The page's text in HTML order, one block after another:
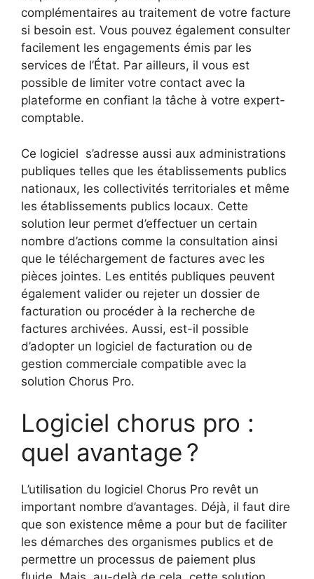
complémentaires au traitement de votre facture
si besoin est. Vous pouvez également consulter
facilement les engagements émis par les
services de l’État. Par ailleurs, il vous est
possible de limiter votre contact avec la
plateforme en confiant la tâche à votre expert-
comptable.
Ce logiciel s’adresse aussi aux administrations
publiques telles que les établissements publics
nationaux, les collectivités territoriales et même
les établissements publics locaux. Cette
solution leur permet d’effectuer un certain
nombre d’actions comme la consultation ainsi
que le téléchargement de factures avec les
pièces jointes. Les entités publiques peuvent
également valider ou rejeter un dossier de
facturation ou procéder à la recherche de
factures archivées. Aussi, est-il possible
d’adopter un logiciel de facturation ou de
gestion commerciale compatible avec la
solution Chorus Pro.
Logiciel chorus pro :
quel avantage ?
L’utilisation du logiciel Chorus Pro revêt un
important nombre d’avantages. Déjà, il faut dire
que son existence même a pour but de faciliter
les démarches des organismes publics et de
permettre un processus de paiement plus